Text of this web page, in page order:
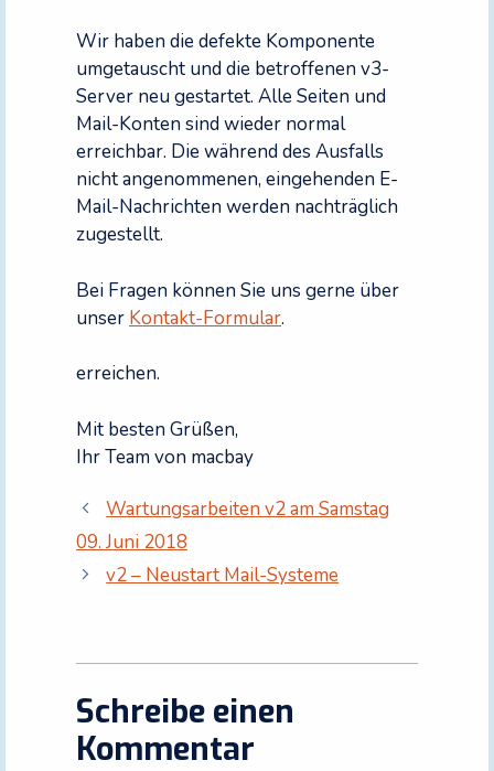
Wir haben die defekte Komponente
umgetauscht und die betroffenen v3-
Server neu gestartet. Alle Seiten und
Mail-Konten sind wieder normal
erreichbar. Die während des Ausfalls
nicht angenommenen, eingehenden E-
Mail-Nachrichten werden nachträglich
zugestellt.
Bei Fragen können Sie uns gerne über
unser Kontakt-Formular.
erreichen.
Mit besten Grüßen,
Ihr Team von macbay
Wartungsarbeiten v2 am Samstag
09. Juni 2018
v2 – Neustart Mail-Systeme
Schreibe einen
Kommentar